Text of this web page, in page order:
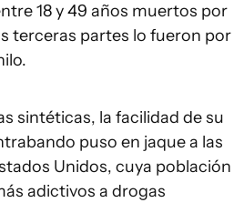
18 y 49 años muertos por
terceras partes lo fueron por
sintéticas, la facilidad de su
puso en jaque a las
Unidos, cuya población
adictivos a drogas